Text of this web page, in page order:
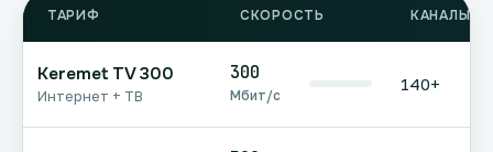
ТАРИФ СКОРОСТЬ КАНАЛЫ
Keremet TV 300
Интернет + ТВ
300
Мбит/с
140+